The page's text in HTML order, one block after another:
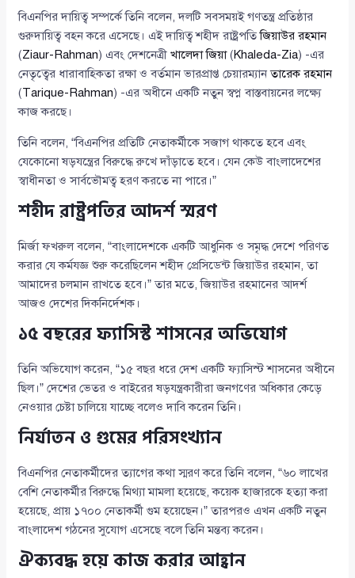
বিএনপির দায়িত্ব সম্পর্কে তিনি বলেন, দলটি সবসময়ই গণতন্ত্র প্রতিষ্ঠার
গুরুদায়িত্ব বহন করে এসেছে। এই দায়িত্ব শহীদ রাষ্ট্রপতিজিয়াউর রহমান
(Ziaur-Rahman) এবং দেশনেত্রীখালেদা জিয়া(Khaleda-Zia) -এর
নেতৃত্বের ধারাবাহিকতা রক্ষা ও বর্তমান ভারপ্রাপ্ত চেয়ারম্যানতারেক রহমান
(Tarique-Rahman) -এর অধীনে একটি নতুন স্বপ্ন বাস্তবায়নের লক্ষ্যে
কাজ করছে।
তিনি বলেন, “বিএনপির প্রতিটি নেতাকর্মীকে সজাগ থাকতে হবে এবং
যেকোনো ষড়যন্ত্রের বিরুদ্ধে রুখে দাঁড়াতে হবে। যেন কেউ বাংলাদেশের
স্বাধীনতা ও সার্বভৌমত্ব হরণ করতে না পারে।”
শহীদ রাষ্ট্রপতির আদর্শ স্মরণ
মির্জা ফখরুল বলেন, “বাংলাদেশকে একটি আধুনিক ও সমৃদ্ধ দেশে পরিণত
করার যে কর্মযজ্ঞ শুরু করেছিলেন শহীদ প্রেসিডেন্ট জিয়াউর রহমান, তা
আমাদের চলমান রাখতে হবে।” তার মতে, জিয়াউর রহমানের আদর্শ
আজও দেশের দিকনির্দেশক।
১৫ বছরের ফ্যাসিস্ট শাসনের অভিযোগ
তিনি অভিযোগ করেন, “১৫ বছর ধরে দেশ একটি ফ্যাসিস্ট শাসনের অধীনে
ছিল।” দেশের ভেতর ও বাইরের ষড়যন্ত্রকারীরা জনগণের অধিকার কেড়ে
নেওয়ার চেষ্টা চালিয়ে যাচ্ছে বলেও দাবি করেন তিনি।
নির্যাতন ও গুমের পরিসংখ্যান
বিএনপির নেতাকর্মীদের ত্যাগের কথা স্মরণ করে তিনি বলেন, “৬০ লাখের
বেশি নেতাকর্মীর বিরুদ্ধে মিথ্যা মামলা হয়েছে, কয়েক হাজারকে হত্যা করা
হয়েছে, প্রায় ১৭০০ নেতাকর্মী গুম হয়েছেন।” তারপরও এখন একটি নতুন
বাংলাদেশ গঠনের সুযোগ এসেছে বলে তিনি মন্তব্য করেন।
ঐক্যবদ্ধ হয়ে কাজ করার আহ্বান